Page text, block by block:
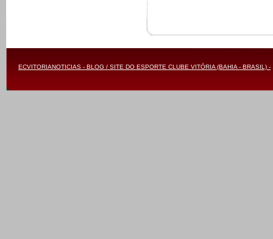
ECVITORIANOTICIAS - BLOG / SITE DO ESPORTE CLUBE VITÓRIA (BAHIA - BRASIL) -